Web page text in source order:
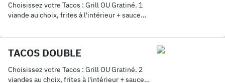
Choisissez votre Tacos : Grill OU Gratiné. 1
viande au choix, frites à l'intérieur + sauce
TACOS DOUBLE
Choisissez votre Tacos : Grill OU Gratiné. 2
viandes au choix, frites à l'intérieur + sauce